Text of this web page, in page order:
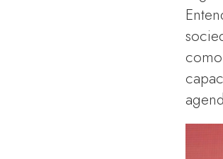
como